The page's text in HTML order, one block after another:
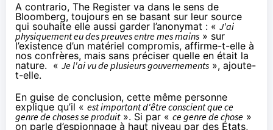
A contrario, The Register va dans le sens de
Bloomberg, toujours en se basant sur leur source
qui souhaite elle aussi garder l’anonymat : « J'ai
physiquement eu des preuves entre mes mains » sur
l’existence d’un matériel compromis, affirme-t-elle à
nos confrères, mais sans préciser quelle en était la
nature. « Je l'ai vu de plusieurs gouvernements », ajoute-
t-elle.
En guise de conclusion, cette même personne
explique qu’il « est important d'être conscient que ce
genre de choses se produit». Si par « ce genre de chose »
on parle d’espionnage à haut niveau par des États,